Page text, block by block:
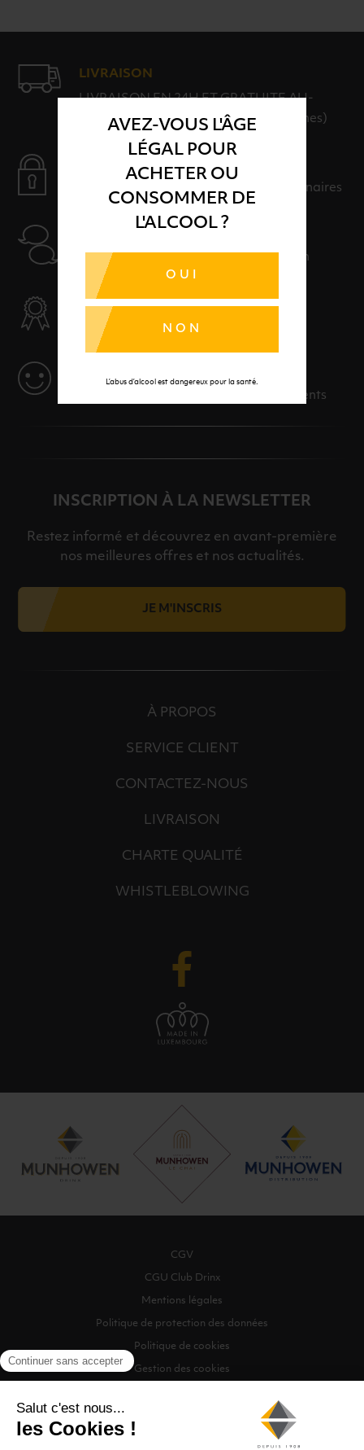
AVEZ-VOUS L'ÂGE
LÉGAL POUR
ACHETER OU
CONSOMMER DE
L'ALCOOL ?
OUI
NON
L’abus d’alcool est dangereux pour la santé.
LIVRAISON
LIVRAISON EN 24H ET GRATUITE AU-
DELÀ DE 100€ D'ACHAT (hors consignes)
PAIEMENT SÉCURISÉ
Payer en toute sérénité avec nos partenaires
Nos conseillers sont à votre disposition
SÉLECTION & QUALITÉ
Des produits sélectionnés avec soins
Des solutions adaptées à vos événements
INSCRIPTION À LA NEWSLETTER
Restez informé et découvrez en avant-première
nos meilleures offres et nos actualités.
JE M'INSCRIS
À PROPOS
SERVICE CLIENT
CONTACTEZ-NOUS
LIVRAISON
CHARTE QUALITÉ
WHISTLEBLOWING
CGV
CGU Club Drinx
Mentions légales
Politique de protection des données
Politique de cookies
Gestion des cookies
©2026 Munhowen Drinx / Tous droits réservés